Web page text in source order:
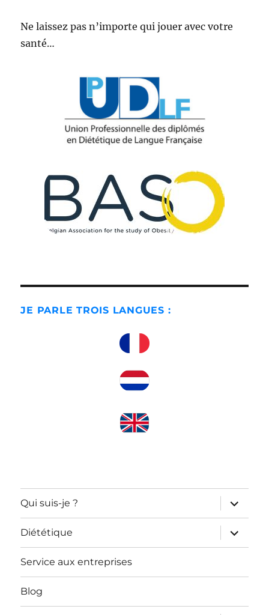
Ne laissez pas n’importe qui jouer avec votre
santé…
JE PARLE TROIS LANGUES :
Qui suis-je ?
ouvrir
le
sous-
menu
Diététique
ouvrir
le
sous-
Service aux entreprises
Blog